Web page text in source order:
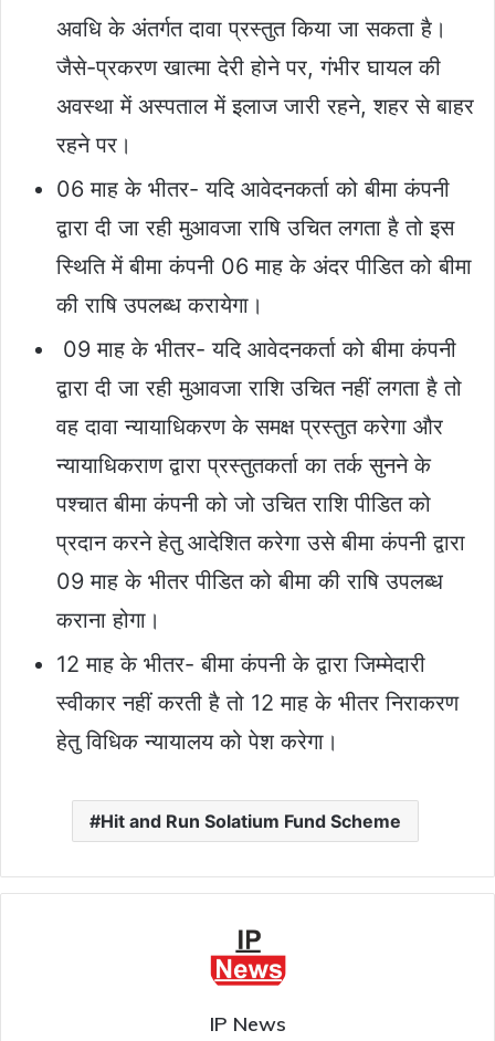
अवधि के अंतर्गत दावा प्रस्तुत किया जा सकता है।
जैसे-प्रकरण खात्मा देरी होने पर, गंभीर घायल की
अवस्था में अस्पताल में इलाज जारी रहने, शहर से बाहर
रहने पर।
06 माह के भीतर- यदि आवेदनकर्ता को बीमा कंपनी
द्वारा दी जा रही मुआवजा राषि उचित लगता है तो इस
स्थिति में बीमा कंपनी 06 माह के अंदर पीडित को बीमा
की राषि उपलब्ध करायेगा।
09 माह के भीतर- यदि आवेदनकर्ता को बीमा कंपनी
द्वारा दी जा रही मुआवजा राशि उचित नहीं लगता है तो
वह दावा न्यायाधिकरण के समक्ष प्रस्तुत करेगा और
न्यायाधिकराण द्वारा प्रस्तुतकर्ता का तर्क सुनने के
पश्चात बीमा कंपनी को जो उचित राशि पीडित को
प्रदान करने हेतु आदेशित करेगा उसे बीमा कंपनी द्वारा
09 माह के भीतर पीडित को बीमा की राषि उपलब्ध
कराना होगा।
12 माह के भीतर- बीमा कंपनी के द्वारा जिम्मेदारी
स्वीकार नहीं करती है तो 12 माह के भीतर निराकरण
हेतु विधिक न्यायालय को पेश करेगा।
Hit and Run Solatium Fund Scheme
IP News